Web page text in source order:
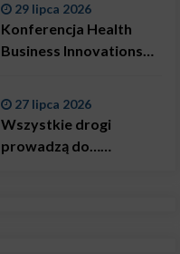
29 lipca 2026
Konferencja Health
Business Innovations
27 lipca 2026
Wszystkie drogi
prowadzą do…